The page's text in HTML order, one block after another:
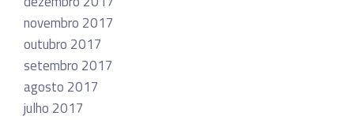
novembro 2017
outubro 2017
setembro 2017
agosto 2017
julho 2017